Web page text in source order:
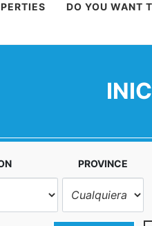
DO YOU WANT
PROVINCE